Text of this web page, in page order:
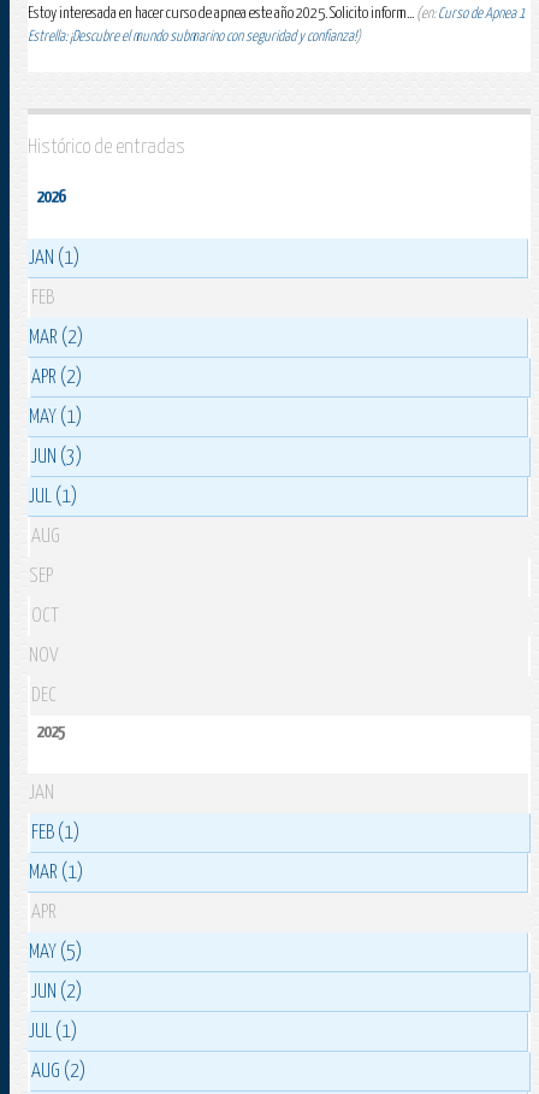
Estoy interesada en hacer curso de apnea este año 2025. Solicito inform... (en:Curso de Apnea 1
Estrella: ¡Descubre el mundo submarino con seguridad y confianza!)
Histórico de entradas
2026
JAN (1)
FEB
MAR (2)
APR (2)
MAY (1)
JUN (3)
JUL (1)
AUG
SEP
OCT
NOV
DEC
2025
JAN
FEB (1)
MAR (1)
APR
MAY (5)
JUN (2)
JUL (1)
AUG (2)